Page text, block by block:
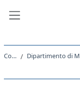
Corsi